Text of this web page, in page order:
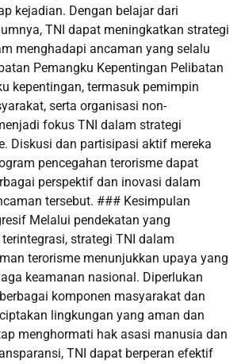
kejadian. Dengan belajar dari
TNI dapat meningkatkan strategi
menghadapi ancaman yang selalu
Pemangku Kepentingan Pelibatan
kepentingan, termasuk pemimpin
serta organisasi non-
fokus TNI dalam strategi
Diskusi dan partisipasi aktif mereka
pencegahan terorisme dapat
perspektif dan inovasi dalam
tersebut. ### Kesimpulan
Melalui pendekatan yang
strategi TNI dalam
terorisme menunjukkan upaya yang
keamanan nasional. Diperlukan
komponen masyarakat dan
lingkungan yang aman dan
menghormati hak asasi manusia dan
TNI dapat berperan efektif